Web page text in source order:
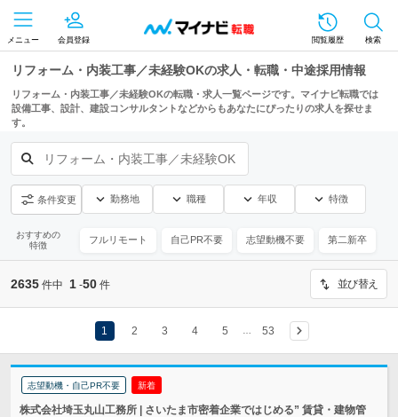
メニュー 会員登録 閲覧履歴 検索
リフォーム・内装工事／未経験OKの求人・転職・中途採用情報
リフォーム・内装工事／未経験OKの転職・求人一覧ページです。マイナビ転職では
設備工事、設計、建設コンサルタントなどからもあなたにぴったりの求人を探せま
す。
リフォーム・内装工事／未経験OK
条件変更 勤務地 職種 年収 特徴
おすすめの
特徴
フルリモート 自己PR不要 志望動機不要 第二新卒
2635 件中 1 -50 件 並び替え
1 2 3 4 5 53
志望動機・自己PR不要 新着
株式会社埼玉丸山工務所 | さいたま市密着企業ではじめる” 賃貸・建物管